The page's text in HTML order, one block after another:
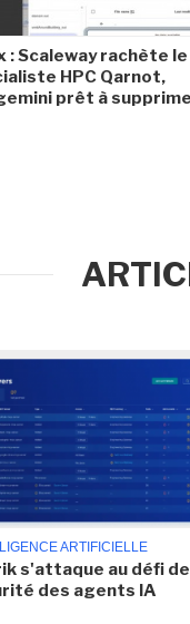
: Scaleway rachète le
HPC Qarnot,
prêt à
ARTIFICIELLE
s'attaque au défi
des agents IA